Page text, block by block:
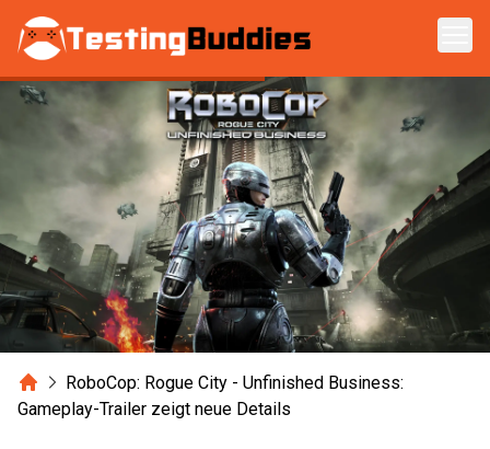
Zum Hauptinhalt springen
HomeRoboCop: Rogue City - Unfinished Business:
Gameplay-Trailer zeigt neue Details